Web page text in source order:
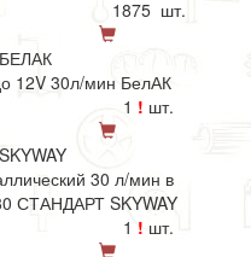
1875 шт.
БЕЛАК
12V 30л/мин БелАК
1 ! шт.
SKYWAY
30 л/мин в
СТАНДАРТ SKYWAY
1 ! шт.